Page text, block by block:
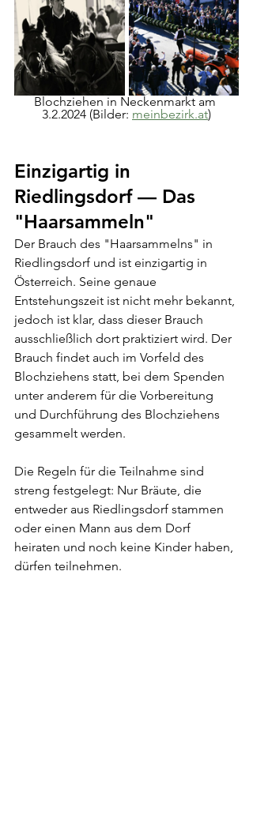
Blochziehen in Neckenmarkt am
3.2.2024 (Bilder: meinbezirk.at)
Einzigartig in
Riedlingsdorf — Das
"Haarsammeln"
Der Brauch des "Haarsammelns" in
Riedlingsdorf und ist einzigartig in
Österreich. Seine genaue
Entstehungszeit ist nicht mehr bekannt,
jedoch ist klar, dass dieser Brauch
ausschließlich dort praktiziert wird. Der
Brauch findet auch im Vorfeld des
Blochziehens statt, bei dem Spenden
unter anderem für die Vorbereitung
und Durchführung des Blochziehens
gesammelt werden.
Die Regeln für die Teilnahme sind
streng festgelegt: Nur Bräute, die
entweder aus Riedlingsdorf stammen
oder einen Mann aus dem Dorf
heiraten und noch keine Kinder haben,
dürfen teilnehmen.